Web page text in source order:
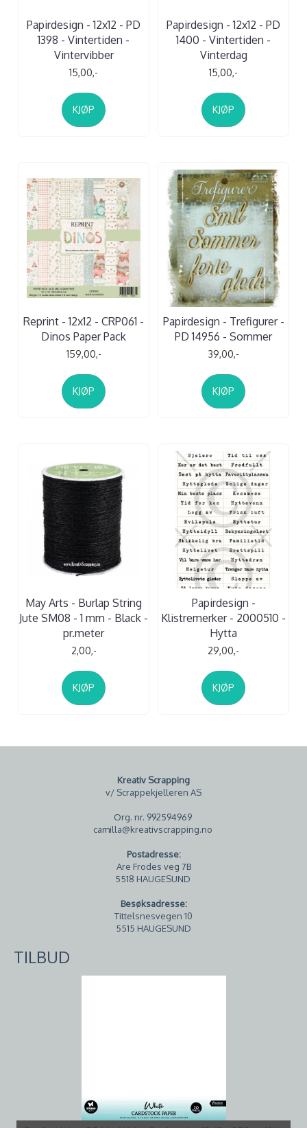
Papirdesign - 12x12 - PD
1398 - Vintertiden -
Vintervibber
15,00,-
KJØP
Papirdesign - 12x12 - PD
1400 - Vintertiden -
Vinterdag
15,00,-
KJØP
Reprint - 12x12 - CRP061 -
Dinos Paper Pack
159,00,-
KJØP
Papirdesign - Trefigurer -
PD 14956 - Sommer
39,00,-
KJØP
May Arts - Burlap String
Jute SM08 - 1 mm - Black -
pr.meter
2,00,-
KJØP
Papirdesign -
Klistremerker - 2000510 -
Hytta
29,00,-
KJØP
Kreativ Scrapping
v/ Scrappekjelleren AS
Org. nr. 992594969
camilla@kreativscrapping.no
Postadresse:
Are Frodes veg 7B
5518 HAUGESUND
Besøksadresse:
Tittelsnesvegen 10
5515 HAUGESUND
TILBUD